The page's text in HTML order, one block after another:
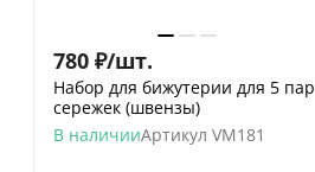
780 ₽/шт.
Набор для бижутерии для 5 пар
сережек (швензы)
В наличииАртикул VM181